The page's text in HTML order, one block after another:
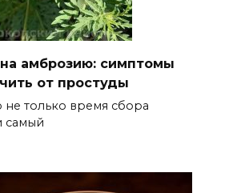
отразили ночью в
Ростовской
амброзию: симптомы
от простуды
не только время сбора
самый